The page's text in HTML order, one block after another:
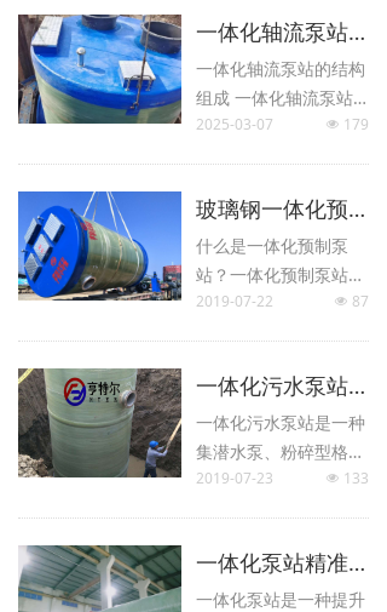
造中具有显著的优势。
一体化轴流泵站的结构组成
一体化轴流泵站的结构
组成​ 一体化轴流泵站
是一种高效的排水提升
灌溉等领域。
넶 179
2025-03-07
玻璃钢一体化预制泵站
什么是一体化预制泵
站？一体化预制泵站多
少钱？一体化预制泵站
넶 87
2019-07-22
一体化污水泵站在水利建设中大展身手
一体化污水泵站是一种
集潜水泵、粉碎型格
栅、自动控制系统和远
统中不可或缺的基础设
备。具体用作市政给排
넶 133
2019-07-23
一体化泵站精准而有效
一体化泵站是一种提升